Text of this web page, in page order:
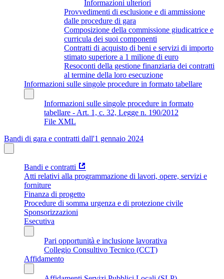
Informazioni ulteriori
Provvedimenti di esclusione e di ammissione
dalle procedure di gara
Composizione della commissione giudicatrice e
curricula dei suoi componenti
Contratti di acquisto di beni e servizi di importo
stimato superiore a 1 milione di euro
Resoconti della gestione finanziaria dei contratti
al termine della loro esecuzione
Informazioni sulle singole procedure in formato tabellare
Informazioni sulle singole procedure in formato
tabellare - Art. 1, c. 32, Legge n. 190/2012
File XML
Bandi di gara e contratti dall'1 gennaio 2024
Bandi e contratti
Atti relativi alla programmazione di lavori, opere, servizi e
forniture
Finanza di progetto
Procedure di somma urgenza e di protezione civile
Sponsorizzazioni
Esecutiva
Pari opportunità e inclusione lavorativa
Collegio Consultivo Tecnico (CCT)
Affidamento